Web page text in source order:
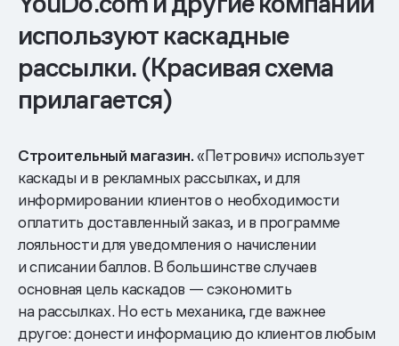
используют каскадные
рассылки. (Красивая схема
прилагается)
Строительный магазин.«Петрович» использует
каскады и в рекламных рассылках, и для
информировании клиентов о необходимости
оплатить доставленный заказ, и в программе
лояльности для уведомления о начислении
и списании баллов. В большинстве случаев
основная цель каскадов — сэкономить
на рассылках. Но есть механика, где важнее
другое: донести информацию до клиентов любым